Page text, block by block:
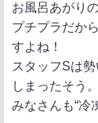
お風呂あがり
プチプラだか
すよね！
スタッフSは
しまったそう。
みなさんも“冷